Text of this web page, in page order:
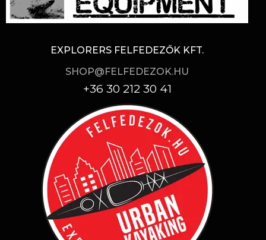
EXPLORERS FELFEDEZŐK KFT.
SHOP@FELFEDEZOK.HU
+36 30 212 30 41